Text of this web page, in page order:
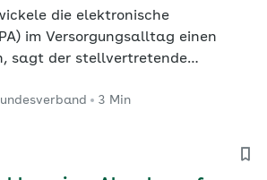
die elektronische
im Versorgungsalltag einen
sagt der stellvertretende
So ermögliche die ePA
3 Min